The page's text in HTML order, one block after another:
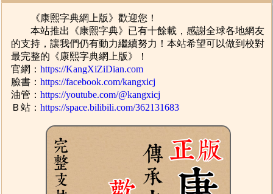
《康熙字典網上版》歡迎您！
本站推出《康熙字典》已有十餘載，感謝全球各地網友
的支持，讓我們仍有動力繼續努力！本站希望可以做到校對
最完整的《康熙字典網上版》！
官網：https://KangXiZiDian.com
臉書：https://facebook.com/kangxicj
油管：https://youtube.com/@kangxicj
Ｂ站：https://space.bilibili.com/362131683